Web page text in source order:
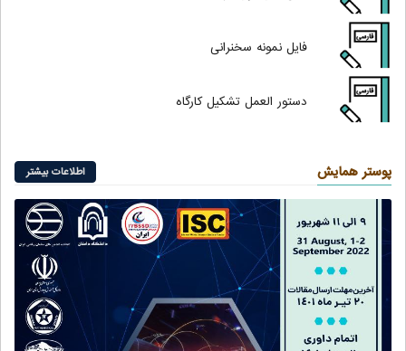
فایل نمونه سخنرانی
دستور العمل تشکیل کارگاه
پوستر همایش اطلاعات بیشتر